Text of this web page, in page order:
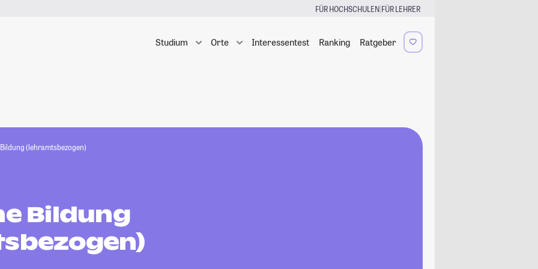
FÜR HOCHSCHULEN|FÜR LEHRER
Studium Orte Interessentest Ranking Ratgeber
(lehramtsbezogen)
Bildung